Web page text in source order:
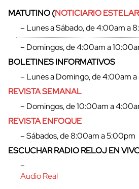
MATUTINO (NOTICIARIO ESTELAR
– Lunes a Sábado, de 4:00am a
– Domingos, de 4:00am a
BOLETINES INFORMATIVOS
– Lunes a Domingo, de 4:00am
REVISTA SEMANAL
– Domingos, de 10:00am a
REVISTA ENFOQUE
– Sábados, de 8:00am a 5:00pm
ESCUCHAR RADIO RELOJ EN
–
Audio Real